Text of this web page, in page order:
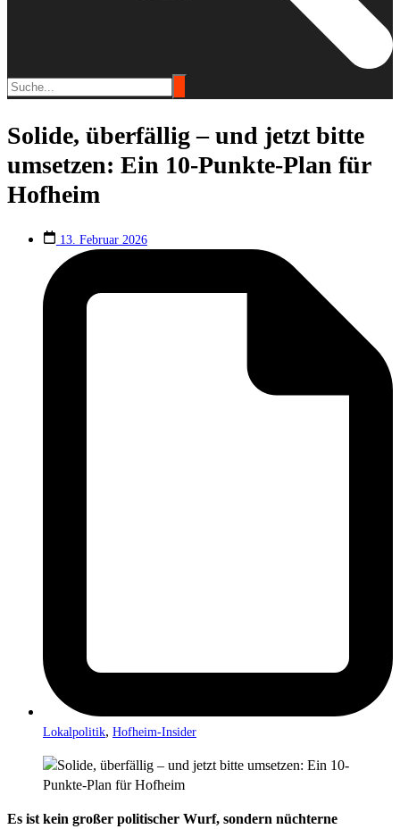
Solide, überfällig – und jetzt bitte
umsetzen: Ein 10-Punkte-Plan für
Hofheim
13. Februar 2026
Lokalpolitik, Hofheim-Insider
Es ist kein großer politischer Wurf, sondern nüchterne